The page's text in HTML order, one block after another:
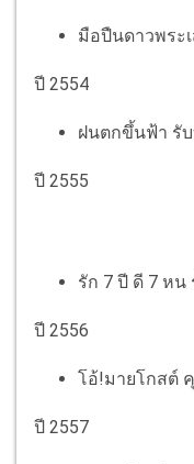
มือปืนดาวพระ
ปี 2554
ฝนตกขึ้นฟ้า รั
ปี 2555
รัก 7 ปี ดี 7 ห
ปี 2556
โอ้!มายโกสต์
ปี 2557